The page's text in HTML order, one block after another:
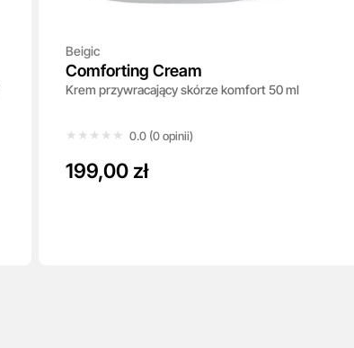
Beigic
Comforting Cream
Krem przywracający skórze komfort 50 ml
★★★★★
★★★★★ 0.0 (0 opinii)
199,00 zł